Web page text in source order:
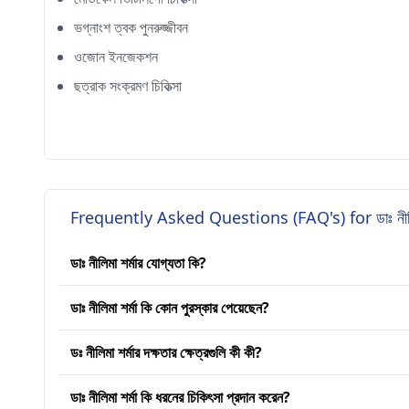
ভগ্নাংশ ত্বক পুনরুজ্জীবন
ওজোন ইনজেকশন
ছত্রাক সংক্রমণ চিকিত্সা
Frequently Asked Questions (FAQ's) for ডাঃ
ডাঃ নীলিমা শর্মার যোগ্যতা কি?
ডাঃ নীলিমা শর্মা কি কোন পুরস্কার পেয়েছেন?
ডঃ নীলিমা শর্মার দক্ষতার ক্ষেত্রগুলি কী কী?
ডাঃ নীলিমা শর্মা কি ধরনের চিকিৎসা প্রদান করেন?